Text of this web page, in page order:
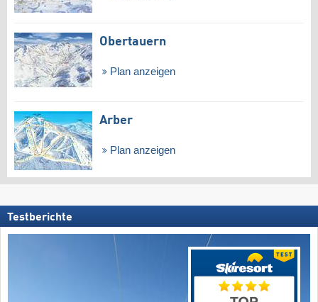
Obertauern
Plan anzeigen
Arber
Plan anzeigen
Testberichte